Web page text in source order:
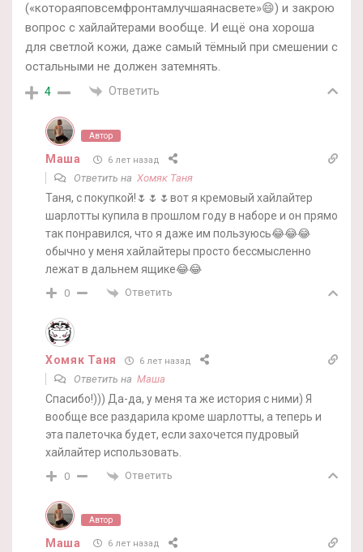
(«котораяповсемфронтамлучшаянасвете»😄) и закрою
вопрос с хайлайтерами вообще. И ещё она хороша
для светлой кожи, даже самый тёмный при смешении с
остальными не должен затемнять.
4 Ответить
Автор
Маша 6 лет назад
Ответить на Хомяк Таня
Таня, с покупкой!🌷🌷🌷вот я кремовый хайлайтер
шарлотты купила в прошлом году в наборе и он прямо
так понравился, что я даже им пользуюсь😂😂😂
обычно у меня хайлайтеры просто бессмысленно
лежат в дальнем ящике😂😂
0 Ответить
Хомяк Таня 6 лет назад
Ответить на Маша
Спасибо!))) Да-да, у меня та же история с ними) Я
вообще все раздарила кроме шарлотты, а теперь и
эта палеточка будет, если захочется пудровый
хайлайтер использовать.
0 Ответить
Автор
Маша 6 лет назад